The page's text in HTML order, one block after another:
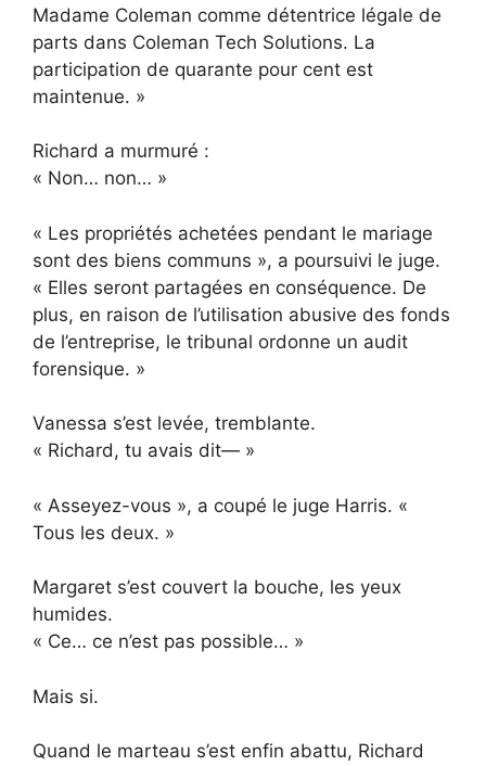
Madame Coleman comme détentrice légale de
parts dans Coleman Tech Solutions. La
participation de quarante pour cent est
maintenue. »
Richard a murmuré :
« Non… non… »
« Les propriétés achetées pendant le mariage
sont des biens communs », a poursuivi le juge.
« Elles seront partagées en conséquence. De
plus, en raison de l’utilisation abusive des fonds
de l’entreprise, le tribunal ordonne un audit
forensique. »
Vanessa s’est levée, tremblante.
« Richard, tu avais dit— »
« Asseyez-vous », a coupé le juge Harris. «
Tous les deux. »
Margaret s’est couvert la bouche, les yeux
humides.
« Ce… ce n’est pas possible… »
Mais si.
Quand le marteau s’est enfin abattu, Richard